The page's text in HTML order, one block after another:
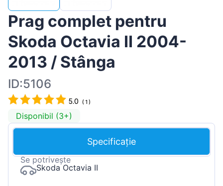
Prag complet pentru
Skoda Octavia II 2004-
2013 / Stânga
ID:5106
5.0 (1 )
Disponibil (3+)
Specificație
Se potrivește
Skoda Octavia II